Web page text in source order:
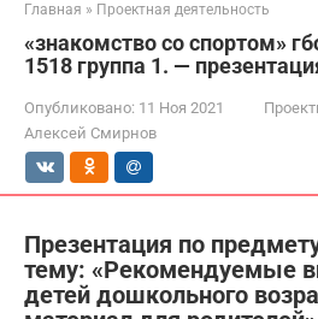
Главная » Проектная деятельность
«знакомство со спортом»
1518 группа 1. —
Опубликовано: 11 Ноя 2021
Алексей Смирнов
Презентация по
тему: «Рекомендуемые
детей дошкольного